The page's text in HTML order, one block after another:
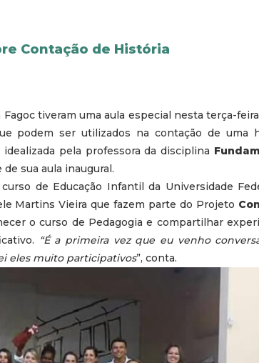
Contação de História
tiveram uma aula especial nesta terça-feira
podem ser utilizados na contação de uma
pela professora da disciplina
sua aula inaugural.
de Educação Infantil da Universidade
Martins Vieira que fazem parte do Projeto
o curso de Pedagogia e compartilhar
“É a primeira vez que eu venho
eles muito participativos”, conta.